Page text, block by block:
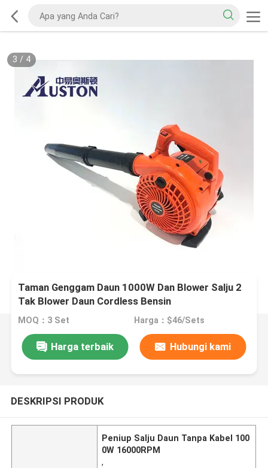
3 / 4
Taman Genggam Daun 1000W Dan Blower Salju 2
Tak Blower Daun Cordless Bensin
MOQ：3 Set Harga：$46/Sets
Harga terbaik Hubungi kami
DESKRIPSI PRODUK
Peniup Salju Daun Tanpa Kabel 100
0W 16000RPM
,